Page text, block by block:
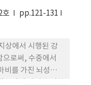
therapy and
in improving
in hemiplegic
점에서 2.8
점에서
공한 자세수직훈
점에서 1.2
상되었다. 대상자
과 비교하여 22.4%
호
pp.121-131
상에서 시행된 강
으로써, 수중에서
를 가진 뇌성마비